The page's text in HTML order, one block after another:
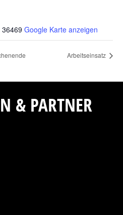
36469 Google Karte anzeigen
Arbeitseinsatz
& PARTNER